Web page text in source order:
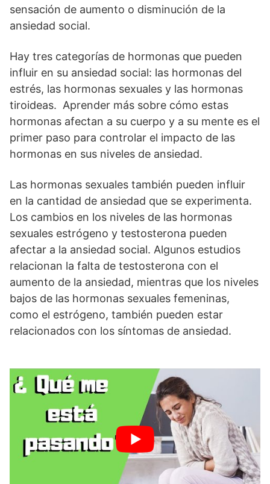
sensación de aumento o disminución de la
ansiedad social.
Hay tres categorías de hormonas que pueden
influir en su ansiedad social: las hormonas del
estrés, las hormonas sexuales y las hormonas
tiroideas. Aprender más sobre cómo estas
hormonas afectan a su cuerpo y a su mente es el
primer paso para controlar el impacto de las
hormonas en sus niveles de ansiedad.
Las hormonas sexuales también pueden influir
en la cantidad de ansiedad que se experimenta.
Los cambios en los niveles de las hormonas
sexuales estrógeno y testosterona pueden
afectar a la ansiedad social. Algunos estudios
relacionan la falta de testosterona con el
aumento de la ansiedad, mientras que los niveles
bajos de las hormonas sexuales femeninas,
como el estrógeno, también pueden estar
relacionados con los síntomas de ansiedad.